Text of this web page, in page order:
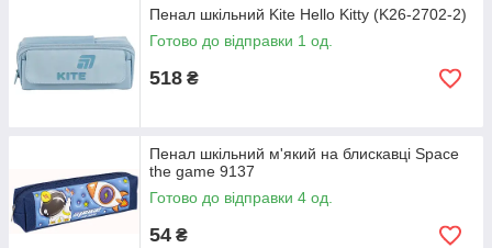
Пенал шкільний Kite Hello Kitty (K26-2702-2)
Готово до відправки 1 од.
518 ₴
Пенал шкільний м'який на блискавці Space
the game 9137
Готово до відправки 4 од.
54 ₴